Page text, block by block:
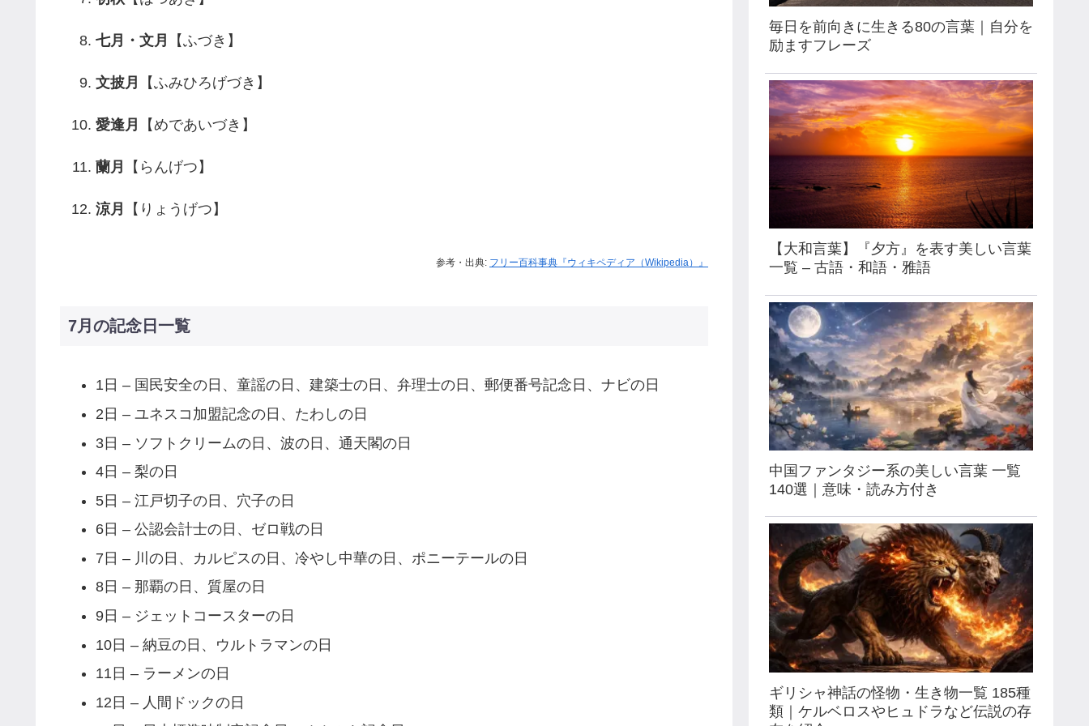
七月・文月 【ふづき】
文披月 【ふみひろげづき】
愛逢月 【めであいづき】
蘭月 【らんげつ】
涼月 【りょうげつ】
参考・出典: フリー百科事典『ウィキペディア（Wikipedia）』
7月の記念日一覧
1日 – 国民安全の日、童謡の日、建築士の日、弁理士の日、郵便番号記念日、ナビの日
2日 – ユネスコ加盟記念の日、たわしの日
3日 – ソフトクリームの日、波の日、通天閣の日
4日 – 梨の日
5日 – 江戸切子の日、穴子の日
6日 – 公認会計士の日、ゼロ戦の日
7日 – 川の日、カルピスの日、冷やし中華の日、ポニーテールの日
8日 – 那覇の日、質屋の日
9日 – ジェットコースターの日
10日 – 納豆の日、ウルトラマンの日
11日 – ラーメンの日
12日 – 人間ドックの日
毎日を前向きに生きる80の言葉｜自分を
励ますフレーズ
【大和言葉】『夕方』を表す美しい言葉
一覧 – 古語・和語・雅語
中国ファンタジー系の美しい言葉 一覧
140選｜意味・読み方付き
ギリシャ神話の怪物・生き物一覧 185種
類｜ケルベロスやヒュドラなど伝説の存